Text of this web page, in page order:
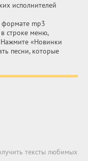
исполнителей
формате mp3
строке меню,
«Новинки
песни, которые
тексты любимых